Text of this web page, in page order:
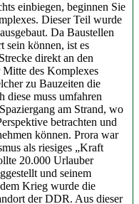
einbiegen, beginnen Sie
Dieser Teil wurde
Da Baustellen
sein können, ist es
direkt an den
Mitte des Komplexes
zu Bauzeiten die
diese muss umfahren
am Strand, wo
betrachten und
können. Prora war
als riesiges „Kraft
20.000 Urlauber
und seinem
Krieg wurde die
der DDR. Aus dieser